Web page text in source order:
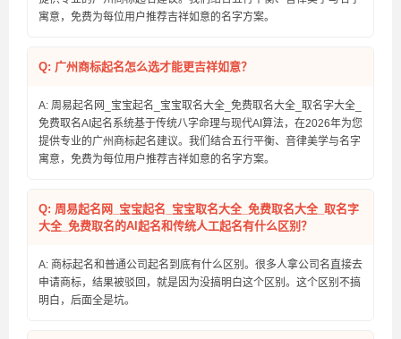
寓意，免费为每位用户推荐吉祥如意的名字方案。
Q: 广州商标起名怎么选才能更吉祥如意？
A: 周易起名网_宝宝起名_宝宝取名大全_免费取名大全_取名字大全_
免费取名AI起名系统基于传统八字命理与现代AI算法，在2026年为您
提供专业的广州商标起名建议。我们结合五行平衡、音律美学与名字
寓意，免费为每位用户推荐吉祥如意的名字方案。
Q: 周易起名网_宝宝起名_宝宝取名大全_免费取名大全_取名字
大全_免费取名的AI起名和传统人工起名有什么区别？
A: 商标起名和普通公司起名到底有什么区别。很多人拿公司名直接去
申请商标，结果被驳回，就是因为没搞明白这个区别。这个区别不搞
明白，后面全是坑。